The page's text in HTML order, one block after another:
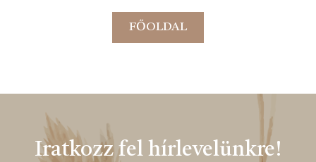
FŐOLDAL
Iratkozz fel hírlevelünkre!